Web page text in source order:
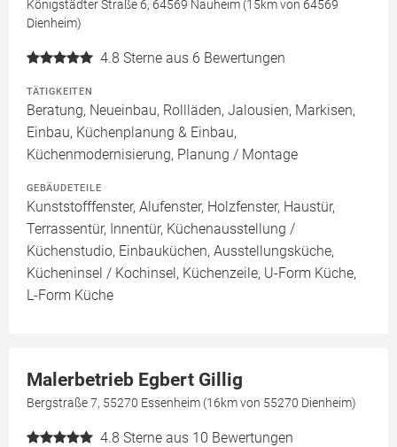
Königstädter Straße 6, 64569 Nauheim (15km von 64569
Dienheim)
4.8 Sterne aus 6 Bewertungen
TÄTIGKEITEN
Beratung, Neueinbau, Rollläden, Jalousien, Markisen,
Einbau, Küchenplanung & Einbau,
Küchenmodernisierung, Planung / Montage
GEBÄUDETEILE
Kunststofffenster, Alufenster, Holzfenster, Haustür,
Terrassentür, Innentür, Küchenausstellung /
Küchenstudio, Einbauküchen, Ausstellungsküche,
Kücheninsel / Kochinsel, Küchenzeile, U-Form Küche,
L-Form Küche
Malerbetrieb Egbert Gillig
Bergstraße 7, 55270 Essenheim (16km von 55270 Dienheim)
4.8 Sterne aus 10 Bewertungen